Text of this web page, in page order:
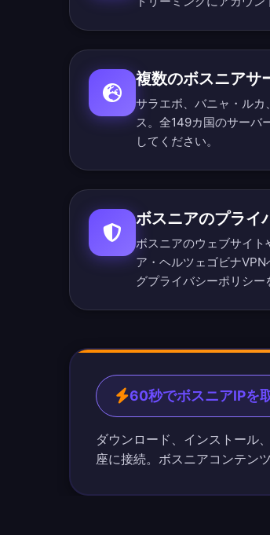
複数のボスニアサ
サラエボ、バニャ・ル
ス。 全149カ国のサーバ
してください。
ボスニアのプライ
ボスニアのウェブサイ
ア・ヘルツェゴビナVPN
グプライバシーポリシー
60秒でボスニアIPを
ダウンロード、インストール
座に接続。ボスニアコンテン